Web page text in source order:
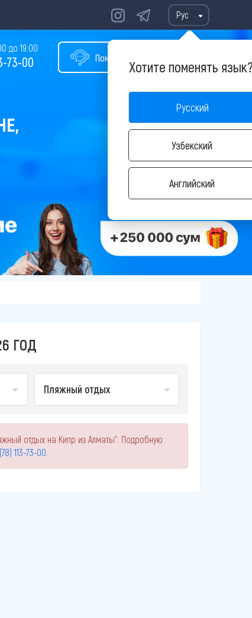
Рус
Хотите поменять
Русский
Узбекский
Английский
Помощь в подборе тура
до 19:00
73-00
ГОД
Пляжный отдых
отдых на Кипр из Алматы". Подробную
113-73-00